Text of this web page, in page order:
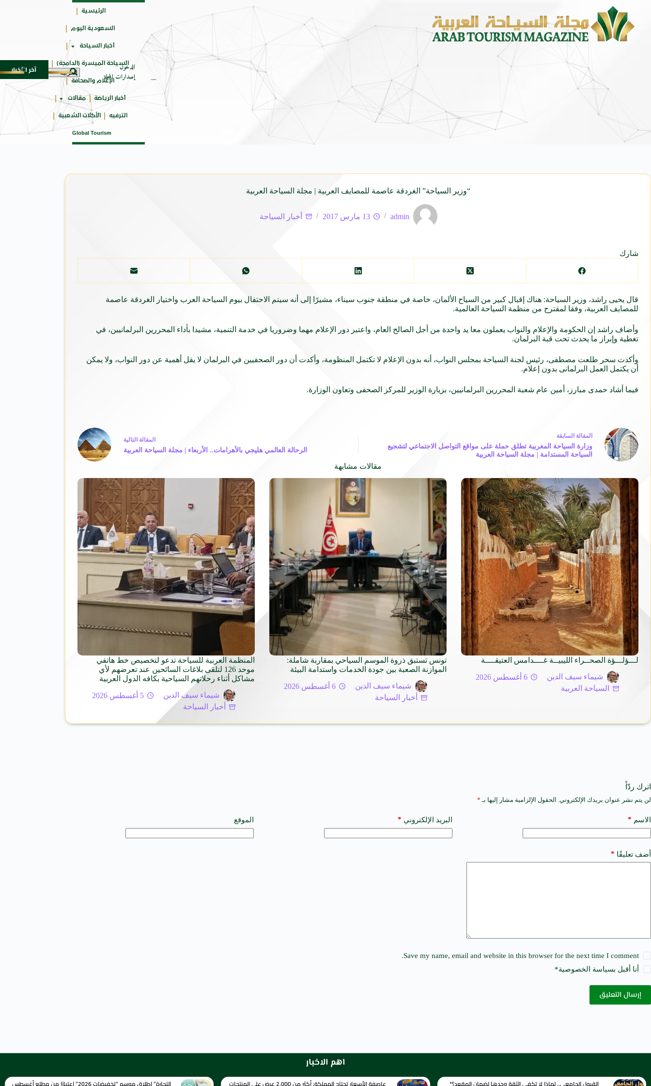
جائزتي
أوسكار
الدخول
إصدارات المجلة
الرئيسية
السعودية اليوم
أخبار السياحة
السياحة الميسرة (الدامجة)
الإعلام والصحافة
أخبار الرياضة مقالات
الترفيه الأكلات الشعبية
Global Tourism
آخر الأخبار مهرجان الأطاولة التراثي يجمع الشاعر عبدالواحد بجمهورهً زايتشيكوف يستقبل وفد الطلاب
“وزير السياحة” الغردقة عاصمة للمصايف العربية | مجلة السياحة العربية
admin 13 مارس 2017 أخبار السياحة
شارك
قال يحيى راشد، وزير السياحة: هناك إقبال كبير من السياح الألمان، خاصة في منطقة جنوب سيناء، مشيرًا إلى أنه سيتم الاحتفال بيوم السياحة العرب واختيار الغردقة عاصمة
للمصايف العربية، وفقا لمقترح من منظمة السياحة العالمية.
وأضاف راشد إن الحكومة والإعلام والنواب يعملون معا يد واحدة من أجل الصالح العام، واعتبر دور الإعلام مهما وضروريا في خدمة التنمية، مشيدا بأداء المحررين البرلمانيين، في
تغطية وإبراز ما يحدث تحت قبة البرلمان.
وأكدت سحر طلعت مصطفى، رئيس لجنة السياحة بمجلس النواب، أنه بدون الإعلام لا تكتمل المنظومة، وأكدت أن دور الصحفيين في البرلمان لا يقل أهمية عن دور النواب، ولا يمكن
أن يكتمل العمل البرلمانى بدون إعلام.
فيما أشاد حمدى مبارز، أمين عام شعبة المحررين البرلمانيين، بزيارة الوزير للمركز الصحفى وتعاون الوزارة.
المقالة السابقة
وزارة السياحة المغربية تطلق حملة على مواقع التواصل الاجتماعي لتشجيع
السياحة المستدامة | مجلة السياحة العربية
المقالة التالية
الرحالة العالمي هليجي بالأهرامات.. الأربعاء | مجلة السياحة العربية
مقالات مشابهة
لـــؤلـــؤة الصحــراء الليبيــة غــــدامس العتيقــــة
شيماء سيف الدين
6 أغسطس 2026
السياحة العربية
تونس تستبق ذروة الموسم السياحي بمقاربة شاملة:
الموازنة الصعبة بين جودة الخدمات واستدامة البيئة
شيماء سيف الدين
6 أغسطس 2026
أخبار السياحة
المنظمة العربية للسياحة تدعو لتخصيص خط هاتفي
موحد 126 لتلقى بلاغات السائحين عند تعرضهم لأي
مشاكل أثناء رحلاتهم السياحية بكافه الدول العربية
شيماء سيف الدين
5 أغسطس 2026
أخبار السياحة
اترك ردّاً
لن يتم نشر عنوان بريدك الإلكتروني. الحقول الإلزامية مشار إليها بـ *
الاسم * البريد الإلكتروني * الموقع
أضف تعليقًا *
Save my name, email and website in this browser for the next time I comment.
أنا أقبل بسياسة الخصوصية*
إرسال التعليق
A
t
e
a
t
اهم الاخبار